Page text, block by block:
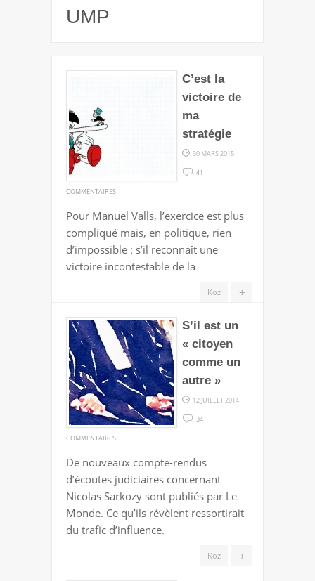
UMP
C’est la
victoire de
ma
stratégie
30 MARS 2015
41
COMMENTAIRES
LA
VICTOIRE
DE
MA
Pour Manuel Valls, l’exercice est plus
compliqué mais, en politique, rien
d’impossible : s’il reconnaît une
victoire incontestable de la
+
Koz
S’il est un
« citoyen
comme un
autre »
12 JUILLET 2014
34
COMMENTAIRES
EST
UN
« CITOYEN
COMME
UN
De nouveaux compte-rendus
d’écoutes judiciaires concernant
Nicolas Sarkozy sont publiés par Le
Monde. Ce qu’ils révèlent ressortirait
du trafic d’influence.
+
Koz